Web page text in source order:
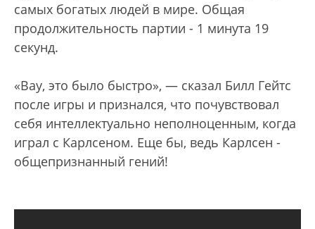
самых богатых людей в мире. Общая
продолжительность партии - 1 минута 19
секунд.
«Вау, это было быстро», — сказал Билл Гейтс
после игры и признался, что почувствовал
себя интеллектуально неполноценным, когда
играл с Карлсеном. Еще бы, ведь Карлсен -
общепризнанный гений!